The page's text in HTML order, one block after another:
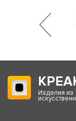
Изделия из